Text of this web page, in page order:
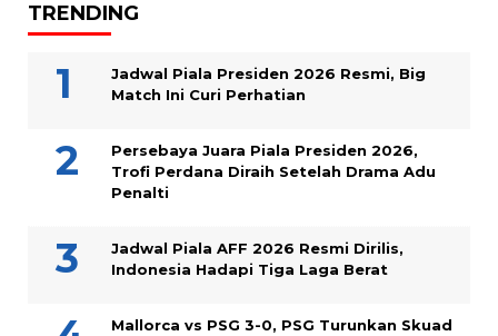
TRENDING
Jadwal Piala Presiden 2026 Resmi, Big
Match Ini Curi Perhatian
Persebaya Juara Piala Presiden 2026,
Trofi Perdana Diraih Setelah Drama Adu
Penalti
Jadwal Piala AFF 2026 Resmi Dirilis,
Indonesia Hadapi Tiga Laga Berat
Mallorca vs PSG 3-0, PSG Turunkan Skuad